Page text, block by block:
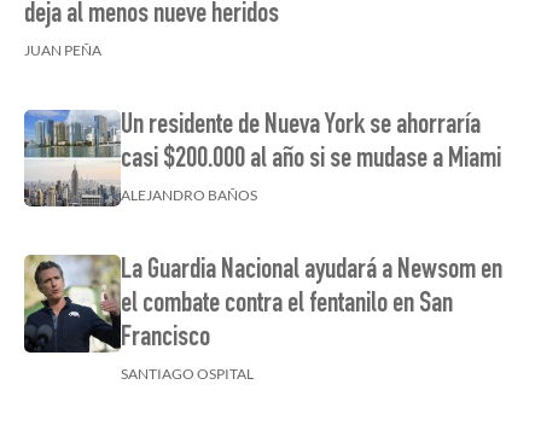
deja al menos nueve heridos
JUAN PEÑA
Un residente de Nueva York se ahorraría
casi $200.000 al año si se mudase a Miami
ALEJANDRO BAÑOS
La Guardia Nacional ayudará a Newsom en
el combate contra el fentanilo en San
Francisco
SANTIAGO OSPITAL